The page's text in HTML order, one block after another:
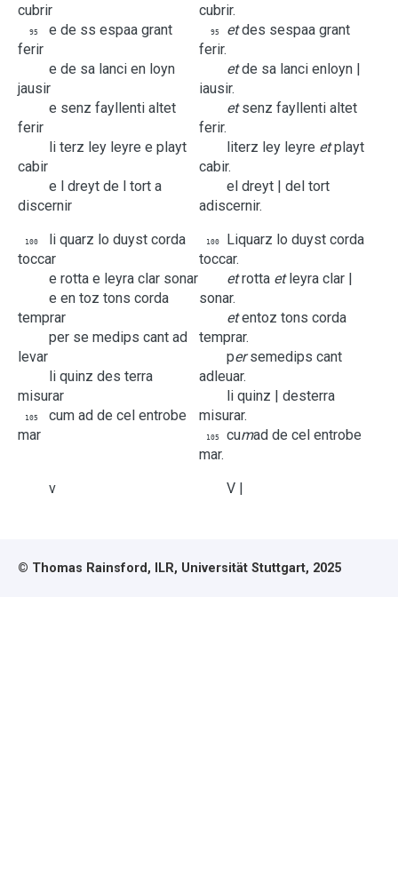
cubrir
95 e de ss espaa grant
ferir
e de sa lanci en loyn
jausir
e senz fayllenti altet
ferir
li terz ley leyre e playt
cabir
e l dreyt de l tort a
discernir
cubrir.
95 et des sespaagrant
ferir.
et de sa lancienloyn |
iausir.
et senzfayllentialtet
ferir.
literz ley leyre et playt
cabir.
eldreyt |deltort
adiscernir.
100 li quarz lo duyst corda
toccar
e rotta e leyra clar sonar
e en toz tons corda
temprar
per se medips cant ad
levar
li quinz des terra
misurar
105 cum ad de cel entrobe
mar
100 Liquarz loduystcorda
toccar.
et rotta et leyraclar |
sonar.
et entoztonscorda
temprar.
per semedipscant
adleuar.
liquinz |desterra
misurar.
105 cumaddecelentrobe
mar.
v
V |
© Thomas Rainsford, ILR, Universität Stuttgart, 2025